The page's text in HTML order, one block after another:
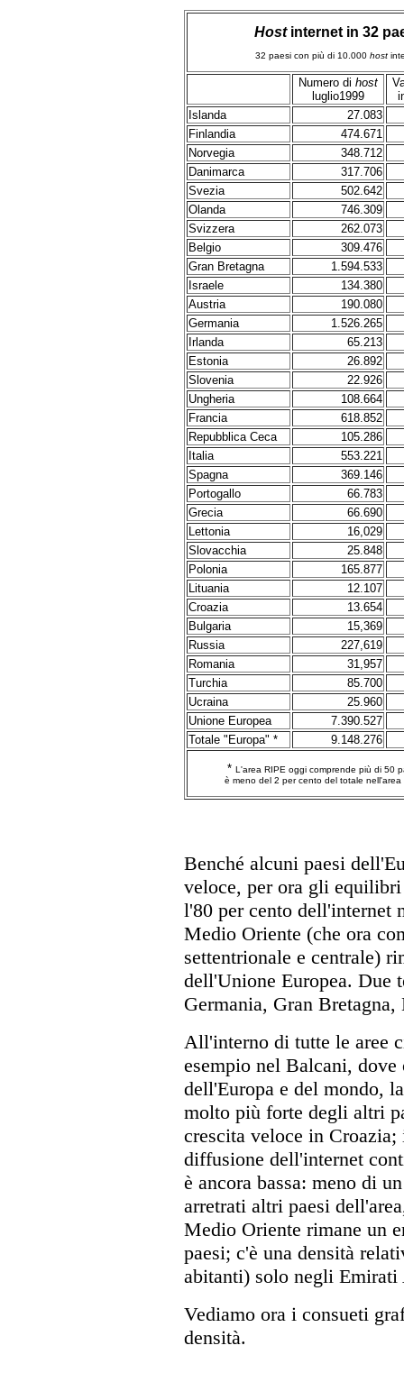
Hostinternet in 32
32 paesi con più di 10.000 host
Numero di host
luglio1999
Islanda
27.083
Finlandia
474.671
Norvegia
348.712
Danimarca
317.706
Svezia
502.642
Olanda
746.309
Svizzera
262.073
Belgio
309.476
Gran Bretagna
1.594.533
Israele
134.380
Austria
190.080
Germania
1.526.265
Irlanda
65.213
Estonia
26.892
Slovenia
22.926
Ungheria
108.664
Francia
618.852
Repubblica Ceca
105.286
Italia
553.221
Spagna
369.146
Portogallo
66.783
Grecia
66.690
Lettonia
16,029
Slovacchia
25.848
Polonia
165.877
Lituania
12.107
Croazia
13.654
Bulgaria
15,369
Russia
227,619
Romania
31,957
Turchia
85.700
Ucraina
25.960
Unione Europea
7.390.527
Totale "Europa" *
9.148.276
* L'area RIPE oggi comprende più di 50
è meno del 2 per cento del totale
Benché alcuni paesi
veloce, per ora gli
l'80 per cento dell'internet
Medio Oriente (che ora
settentrionale e centrale)
dell'Unione Europea. Due
Germania, Gran
All'interno di tutte le aree
esempio nel Balcani,
dell'Europa e del mondo,
molto più forte degli altri
crescita veloce in
diffusione dell'internet
è ancora bassa: meno di
arretrati altri paesi
Medio Oriente rimane un
paesi; c'è una densità
abitanti) solo negli Emirati
Vediamo ora i consueti
densità.